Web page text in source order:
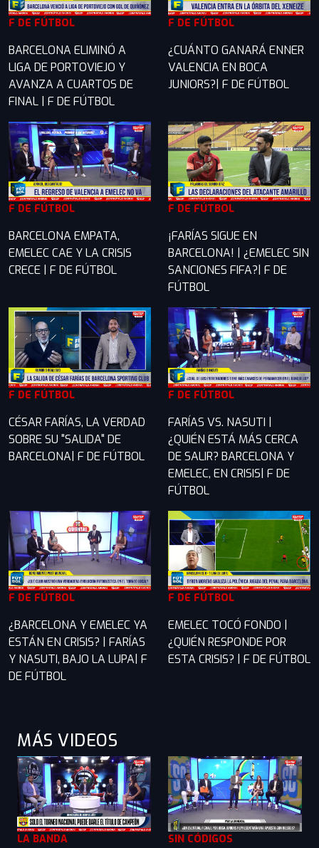
F DE FÚTBOL
BARCELONA ELIMINÓ A
LIGA DE PORTOVIEJO Y
AVANZA A CUARTOS DE
FINAL | F DE FÚTBOL
F DE FÚTBOL
¿CUÁNTO GANARÁ ENNER
VALENCIA EN BOCA
JUNIORS?| F DE FÚTBOL
F DE FÚTBOL
BARCELONA EMPATA,
EMELEC CAE Y LA CRISIS
CRECE | F DE FÚTBOL
F DE FÚTBOL
¡FARÍAS SIGUE EN
BARCELONA! | ¿EMELEC SIN
SANCIONES FIFA?| F DE
FÚTBOL
F DE FÚTBOL
CÉSAR FARÍAS, LA VERDAD
SOBRE SU "SALIDA" DE
BARCELONA| F DE FÚTBOL
F DE FÚTBOL
FARÍAS VS. NASUTI |
¿QUIÉN ESTÁ MÁS CERCA
DE SALIR? BARCELONA Y
EMELEC, EN CRISIS| F DE
FÚTBOL
F DE FÚTBOL
¿BARCELONA Y EMELEC YA
ESTÁN EN CRISIS? | FARÍAS
Y NASUTI, BAJO LA LUPA| F
DE FÚTBOL
F DE FÚTBOL
EMELEC TOCÓ FONDO |
¿QUIÉN RESPONDE POR
ESTA CRISIS? | F DE FÚTBOL
MÁS VIDEOS
LA BANDA SIN CÓDIGOS